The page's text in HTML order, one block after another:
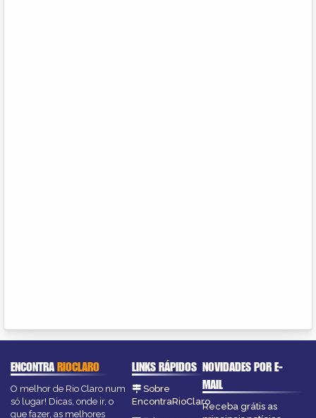
ENCONTRARIOCLARO
O melhor de Rio Claro num
só lugar! Dicas, onde ir, o
que fazer, as melhores
LINKS RÁPIDOS
Sobre
EncontraRioClaro
NOVIDADES POR E-
MAIL
Receba grátis as